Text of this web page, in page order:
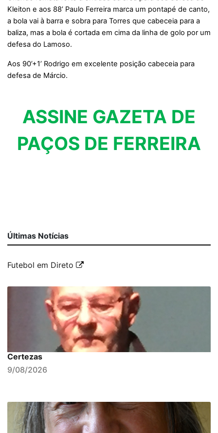
Kleiton e aos 88’ Paulo Ferreira marca um pontapé de canto,
a bola vai à barra e sobra para Torres que cabeceia para a
baliza, mas a bola é cortada em cima da linha de golo por um
defesa do Lamoso.
Aos 90’+1’ Rodrigo em excelente posição cabeceia para
defesa de Márcio.
ASSINE GAZETA DE
PAÇOS DE FERREIRA
Últimas Notícias
Futebol em Direto
Certezas
9/08/2026